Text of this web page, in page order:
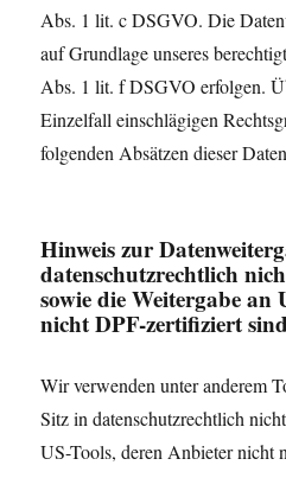
Abs. 1 lit. c DSGVO. Die
auf Grundlage unseres
Abs. 1 lit. f DSGVO erfolgen.
Einzelfall einschlägigen
folgenden Absätzen dieser
Hinweis zur
datenschutzrechtlich
sowie die Weitergabe an
nicht DPF-zertifiziert sind
Wir verwenden unter anderem
Sitz in datenschutzrechtlich
US-Tools, deren Anbieter nicht